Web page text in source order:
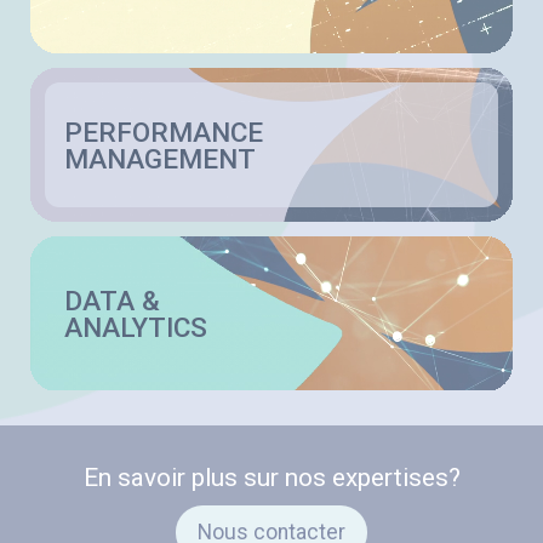
PERFORMANCE
MANAGEMENT
DATA &
ANALYTICS
En savoir plus sur nos expertises?
Nous contacter